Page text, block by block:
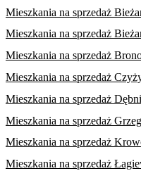
Mieszkania na sprzedaż
Mieszkania na sprzedaż
Mieszkania na sprzedaż
Mieszkania na sprzedaż
Mieszkania na sprzedaż
Mieszkania na sprzedaż
Mieszkania na sprzedaż
Mieszkania na sprzedaż